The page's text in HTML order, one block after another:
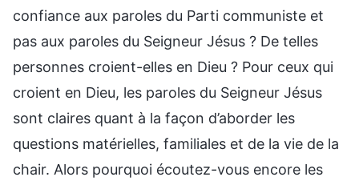
confiance aux paroles du Parti communiste et
pas aux paroles du Seigneur Jésus ? De telles
personnes croient-elles en Dieu ? Pour ceux qui
croient en Dieu, les paroles du Seigneur Jésus
sont claires quant à la façon d’aborder les
questions matérielles, familiales et de la vie de la
chair. Alors pourquoi écoutez-vous encore les